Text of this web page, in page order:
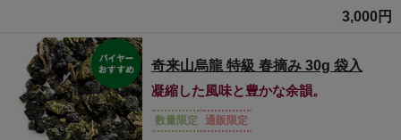
3,000円
奇来山烏龍 特級 春摘み 30g 袋入
凝縮した風味と豊かな余韻。
数量限定 通販限定